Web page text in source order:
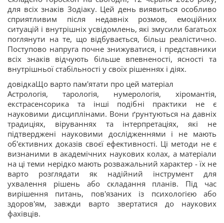
для всіх знаків Зодіаку. Цей день виявиться особливо
сприятливим після недавніх розмов, емоційних
ситуацій і внутрішніх усвідомлень, які змусили багатьох
поглянути на те, що відбувається, більш реалістично.
Поступово напруга почне знижуватися, і представники
всіх знаків відчують більше впевненості, ясності та
внутрішньої стабільності у своїх рішеннях і діях.
довідкаЩо варто пам'ятати про цей матеріал
Астрологія, тарологія, нумерологія, хіромантія,
екстрасенсорика та інші подібні практики не є
науковими дисциплінами. Вони ґрунтуються на давніх
традиціях, віруваннях та інтерпретаціях, які не
підтверджені науковими дослідженнями і не мають
об'єктивних доказів своєї ефективності. Ці методи не є
визнаними в академічних наукових колах, а матеріали
на ці теми нерідко мають розважальний характер - їх не
варто розглядати як надійний інструмент для
ухвалення рішень або складання планів. Під час
вирішення питань, пов'язаних із психологією або
здоров'ям, завжди варто звертатися до наукових
фахівців.